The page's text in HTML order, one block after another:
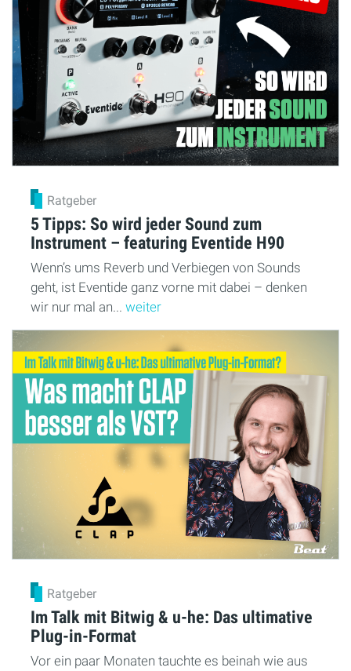
Ratgeber
5 Tipps: So wird jeder Sound zum
Instrument – featuring Eventide H90
Wenn’s ums Reverb und Verbiegen von Sounds
geht, ist Eventide ganz vorne mit dabei – denken
wir nur mal an... weiter
Ratgeber
Im Talk mit Bitwig & u-he: Das ultimative
Plug-in-Format
Vor ein paar Monaten tauchte es beinah wie aus